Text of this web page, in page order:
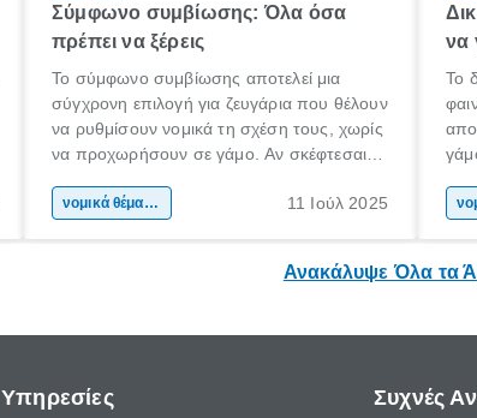
Σύμφωνο συμβίωσης: Όλα όσα
πρέπει να ξέρεις
Το σύμφωνο συμβίωσης αποτελεί μια
σύγχρονη επιλογή για ζευγάρια που θέλουν
να ρυθμίσουν νομικά τη σχέση τους, χωρίς
να προχωρήσουν σε γάμο. Αν σκέφτεσαι
θέλεις απλώς να ενημερωθείς για τις
νομικά θέματα & συμβουλές 11 Ιούλ 2025
να
Το
Ανακάλυψε Όλα τα
Υπηρεσίες Συχνές